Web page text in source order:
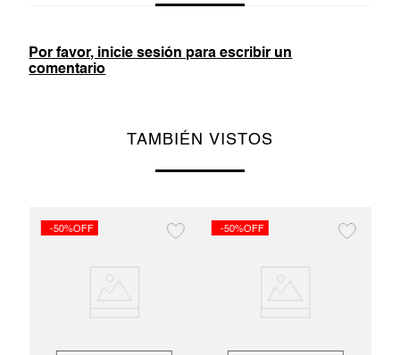
Por favor, inicie sesión para escribir un
comentario
TAMBIÉN VISTOS
-50%OFF -50%OFF